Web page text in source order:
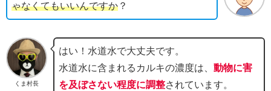
ゃなくてもいいんですか ？
くま村長
はい！水道水で大丈夫です。
水道水に含まれるカルキの濃度は、動物に害
を及ぼさない程度に調整されています。